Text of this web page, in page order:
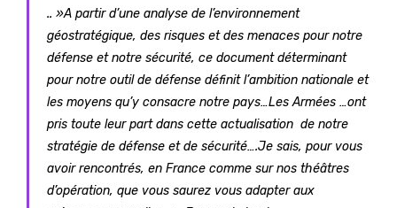
.. »A partir d’une analyse de l’environnement
géostratégique, des risques et des menaces pour notre
défense et notre sécurité, ce document déterminant
pour notre outil de défense définit l’ambition nationale et
les moyens qu’y consacre notre pays…Les Armées …ont
pris toute leur part dans cette actualisation de notre
stratégie de défense et de sécurité….Je sais, pour vous
avoir rencontrés, en France comme sur nos théâtres
d’opération, que vous saurez vous adapter aux